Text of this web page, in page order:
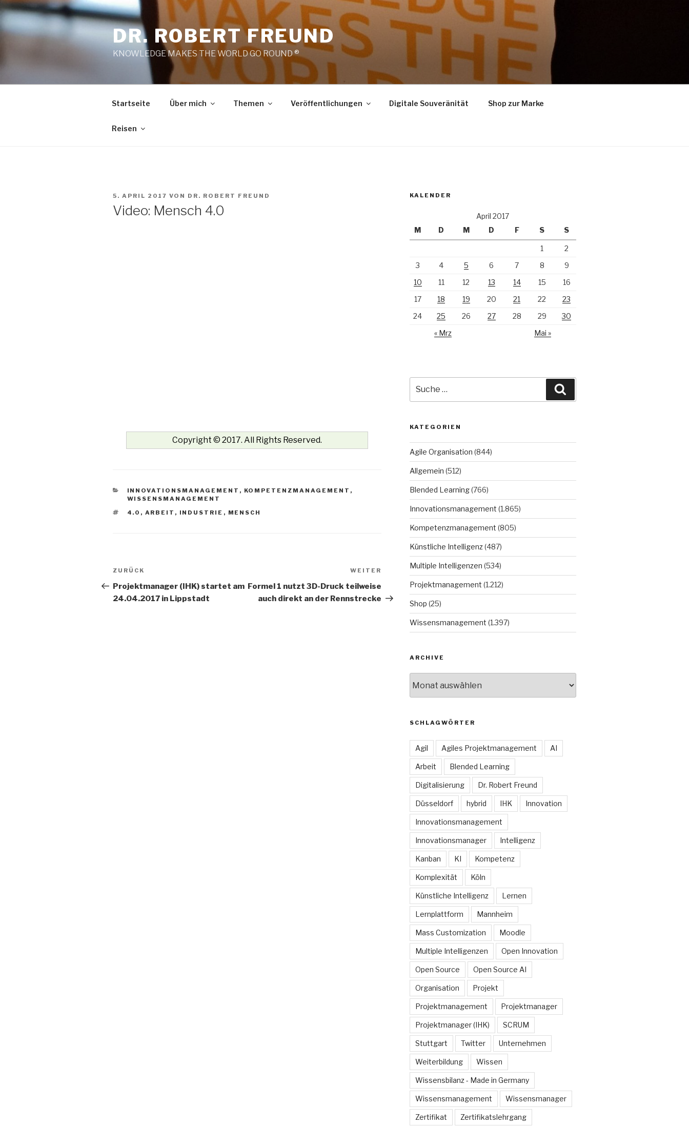
Zum
Inhalt
springen
DR. ROBERT FREUND
KNOWLEDGE MAKES THE WORLD GO ROUND ®
Startseite Über mich Themen Veröffentlichungen Digitale Souveränität Shop zur Marke
Reisen
VERÖFFENTLICHT
5. APRIL 2017 VON DR. ROBERT FREUND
Video: Mensch 4.0
Copyright © 2017. All Rights Reserved.
KATEGORIEN
INNOVATIONSMANAGEMENT , KOMPETENZMANAGEMENT ,
WISSENSMANAGEMENT
SCHLAGWÖRTER
4.0 , ARBEIT , INDUSTRIE , MENSCH
Beitrags-
Navigation
Vorheriger
Beitrag
ZURÜCK
Projektmanager (IHK) startet am
24.04.2017 in Lippstadt
Beitrag
WEITER
Formel 1 nutzt 3D-Druck teilweise
auch direkt an der Rennstrecke
KALENDER
April 2017
M
D M D F S S
1
2
3
4 5 6 7 8
9
10
11 12 13 14 15
16
17
18 19 20 21 22
23
24
25 26 27 28 29
30
« Mrz
Mai »
nach:
KATEGORIEN
Agile Organisation (844)
Allgemein (512)
Blended Learning(766)
Innovationsmanagement (1.865)
Kompetenzmanagement (805)
Künstliche Intelligenz(487)
Multiple Intelligenzen (534)
Projektmanagement (1.212)
Shop (25)
Wissensmanagement (1.397)
ARCHIVE
SCHLAGWÖRTER
Agil Agiles Projektmanagement AI
Arbeit Blended Learning
Digitalisierung Dr. Robert Freund
Düsseldorf hybrid IHK Innovation
Innovationsmanagement
Innovationsmanager Intelligenz
Kanban KI Kompetenz
Komplexität Köln
Künstliche Intelligenz Lernen
Lernplattform Mannheim
Mass Customization Moodle
Multiple Intelligenzen Open Innovation
Open Source Open Source AI
Organisation Projekt
Projektmanagement Projektmanager
Projektmanager (IHK) SCRUM
Stuttgart Twitter Unternehmen
Weiterbildung Wissen
Wissensbilanz - Made in Germany
Wissensmanagement Wissensmanager
Zertifikat Zertifikatslehrgang